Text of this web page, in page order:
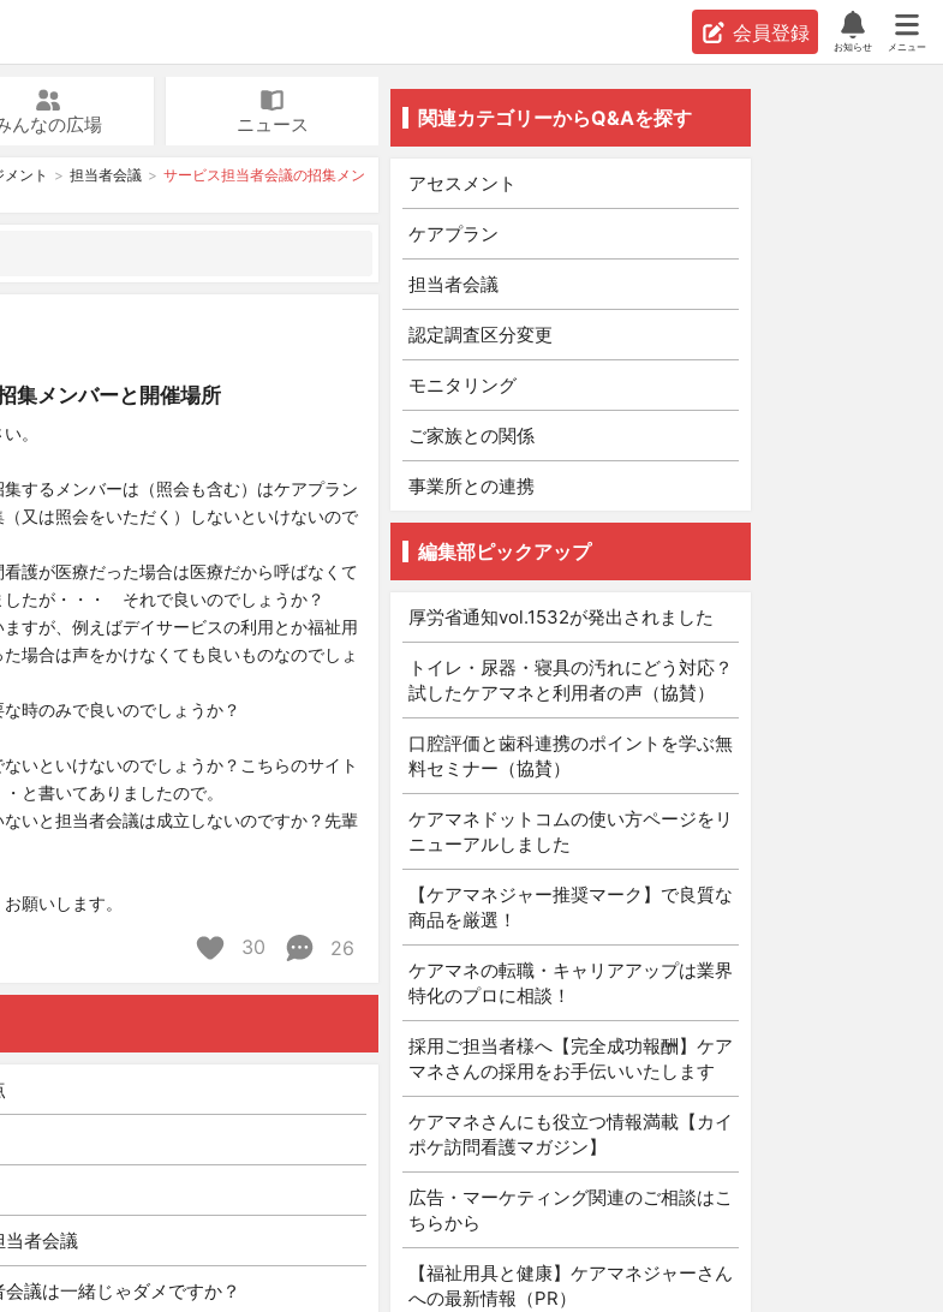
会員登録
お知らせ メニュー
んなの広場 ニュース
ント 担当者会議
サービス担当者会議の招集メン
集メンバーと開催場所
。
するメンバーは（照会も含む）はケアプラン
又は照会をいただく）しないといけないので
護が医療だった場合は医療だから呼ばなくて
したが・・・ それで良いのでしょうか？
すが、例えばデイサービスの利用とか福祉用
場合は声をかけなくても良いものなのでしょ
時のみで良いのでしょうか？
いといけないのでしょうか？こちらのサイト
と書いてありましたので。
いと担当者会議は成立しないのですか？先輩
願いします。
30 26
当者会議
議は一緒じゃダメですか？
関連カテゴリーからQ&Aを探す
アセスメント
ケアプラン
担当者会議
認定調査区分変更
モニタリング
ご家族との関係
事業所との連携
編集部ピックアップ
厚労省通知vol.1532が発出されました
トイレ・尿器・寝具の汚れにどう対応？
試したケアマネと利用者の声（協賛）
口腔評価と歯科連携のポイントを学ぶ無
料セミナー（協賛）
ケアマネドットコムの使い方ページをリ
ニューアルしました
【ケアマネジャー推奨マーク】で良質な
商品を厳選！
ケアマネの転職・キャリアアップは業界
特化のプロに相談！
採用ご担当者様へ【完全成功報酬】ケア
マネさんの採用をお手伝いいたします
ケアマネさんにも役立つ情報満載【カイ
ポケ訪問看護マガジン】
広告・マーケティング関連のご相談はこ
ちらから
【福祉用具と健康】ケアマネジャーさん
への最新情報（PR）